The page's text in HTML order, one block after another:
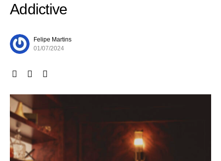
Addictive
Felipe Martins
01/07/2024